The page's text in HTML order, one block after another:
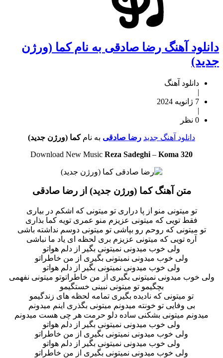
آهنگ رضا صادقی به نام کما (ورژن
دانلود آهنگ
دانلود آهنگ جدید رضا صادقیبه نام کما (ورژن جدید)
Download New MusicReza Sadeghi–Koma 320
متن آهنگ کما (ورژن جدید) از رضا صادقی
تو میتونی منو از پا دراری تو میتونی که اشکم در بیاری
فقط تویی که میتونی عزیزم منو عمری تویه کما بذاری
تو میتونی که روحم رو بپاشی تو میتونی دوسم نداشته باشی
آره تویی که میتونی عزیزم بری لحظه ای یاد ما نباشی
ولی خوب میدونی نمیتونی بگیر از دلم هواتو
ولی خوب میدونی نمیتونی بگیری از من خاطراتو
ولی خوب میدونی نمیتونی بگیر از دلم هواتو
خوب میدونی نمیتونی بگیری از من خاطراتوتو میتونی نفهمی
بچگیمو تو میتونی نبینی خستگیمو
تو میتونی که نادیده بگیری تمامه لحظه های زندگیمو
بی وفایی تو خونته میدونم میتونی بگذری اینم میدونم
میدونم میتونی بشکنی ساده دلو حرمت هر چی هست میدونم
ولی خوب میدونی نمیتونی بگیر از دلم هواتو
ولی خوب میدونی نمیتونی بگیری از من خاطراتو
ولی خوب میدونی نمیتونی بگیر از دلم هواتو
ولی خوب میدونی نمیتونی بگیری از من خاطراتو